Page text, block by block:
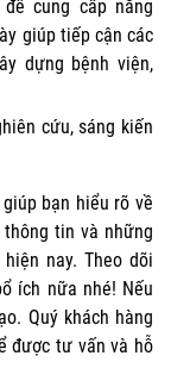
cung cấp năng
giúp tiếp cận các
dựng bệnh viện,
cứu, sáng kiến
bạn hiểu rõ về
tin và những
nay. Theo dõi
ích nữa nhé! Nếu
Quý khách hàng
được tư vấn và hỗ